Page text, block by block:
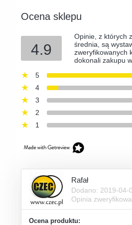
Ocena sklepu
4.9
Opinie, z których
średnia, są
zweryfikowanych
dokonali zakupu
5
4
3
2
1
Rafał
Dodano: 2019-04-
Opinia
Ocena produktu: